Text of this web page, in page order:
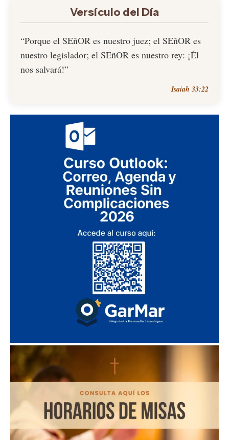
Versículo del Día
“Porque el SEñOR es nuestro juez; el SEñOR es
nuestro legislador; el SEñOR es nuestro rey: ¡Él
nos salvará!”
Isaiah 33:22